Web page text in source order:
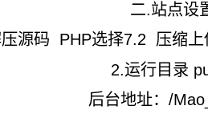
二.站点设
源码 PHP选择7.2 压缩
2.运行目录
后台地址：/